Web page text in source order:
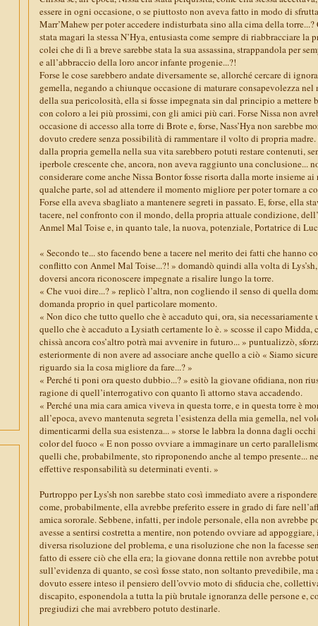
essere in ogni occasione, o se piuttosto non aveva fatto in modo di
Marr’Mahew per poter accedere indisturbata sino alla cima della torre...?
stata magari la stessa N’Hya, entusiasta come sempre di riabbracciare la
colei che di lì a breve sarebbe stata la sua assassina, strappandola per
e all’abbraccio della loro ancor infante progenie...?!
Forse le cose sarebbero andate diversamente se, allorché cercare di
gemella, negando a chiunque occasione di maturare consapevolezza nel
della sua pericolosità, ella si fosse impegnata sin dal principio a mettere
con coloro a lei più prossimi, con gli amici più cari. Forse Nissa non
occasione di accesso alla torre di Brote e, forse, Nass’Hya non sarebbe
dovuto credere senza possibilità di rammentare il volto di propria
dalla propria gemella nella sua vita sarebbero potuti restare contenuti,
iperbole crescente che, ancora, non aveva raggiunto una conclusione...
considerare come anche Nissa Bontor fosse risorta dalla morte insieme
qualche parte, sol ad attendere il momento migliore per poter tornare a
Forse ella aveva sbagliato a mantenere segreti in passato. E, forse, ella
tacere, nel confronto con il mondo, della propria attuale condizione,
Anmel Mal Toise e, in quanto tale, la nuova, potenziale, Portatrice di
« Secondo te... sto facendo bene a tacere nel merito dei fatti che hanno
conflitto con Anmel Mal Toise...?! » domandò quindi alla volta di
doversi ancora riconoscere impegnate a risalire lungo la torre.
« Che vuoi dire...? » replicò l’altra, non cogliendo il senso di quella
domanda proprio in quel particolare momento.
« Non dico che tutto quello che è accaduto qui, ora, sia
quello che è accaduto a Lysiath certamente lo è. » scosse il capo Midda,
chissà ancora cos’altro potrà mai avvenire in futuro... » puntualizzò,
esteriormente di non avere ad associare anche quello a ciò « Siamo
riguardo sia la cosa migliore da fare...? »
« Perché ti poni ora questo dubbio...? » esitò la giovane ofidiana, non
ragione di quell’interrogativo con quanto lì attorno stava accadendo.
« Perché una mia cara amica viveva in questa torre, e in questa torre è
all’epoca, avevo mantenuta segreta l’esistenza della mia gemella, nel
dimenticarmi della sua esistenza... » storse le labbra la donna dagli
color del fuoco « E non posso ovviare a immaginare un certo
quelli che, probabilmente, sto riproponendo anche al tempo presente...
effettive responsabilità su determinati eventi. »
Purtroppo per Lys’sh non sarebbe stato così immediato avere a
come, probabilmente, ella avrebbe preferito essere in grado di fare
amica sororale. Sebbene, infatti, per indole personale, ella non avrebbe
avesse a sentirsi costretta a mentire, non potendo ovviare ad
diversa risoluzione del problema, e una risoluzione che non la facesse
fatto di essere ciò che ella era; la giovane donna rettile non avrebbe
sull’evidenza di quanto, se così fosse stato, non soltanto prevedibile,
dovuto essere inteso il pensiero dell’ovvio moto di sfiducia che,
discapito, esponendola a tutta la più brutale ignoranza delle persone e,
pregiudizi che mai avrebbero potuto destinarle.